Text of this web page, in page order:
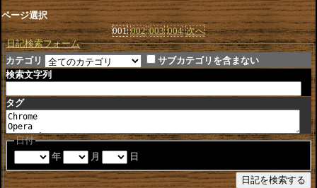
ページ選択
001 002 003 004 次へ
日記検索フォーム
カテゴリ
サブカテゴリを含まない
検索文字列
タグ
日付
年
月 日